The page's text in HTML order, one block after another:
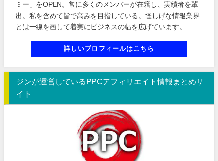
ミー」をOPEN。常に多くのメンバーが在籍し、実績者を輩
出。私を含めて皆で高みを目指している。怪しげな情報業界
とは一線を画して着実にビジネスの幅を広げています。
詳しいプロフィールはこちら
ジンが運営しているPPCアフィリエイト情報まとめサ
イト